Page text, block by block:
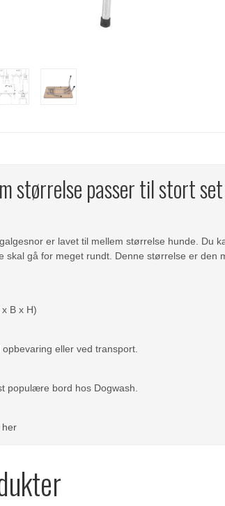
størrelse passer til stort
er lavet til mellem størrelse hunde.
skal gå for meget rundt. Denne størrelse er
B x H)
eller ved transport.
populære bord hos Dogwash.
her